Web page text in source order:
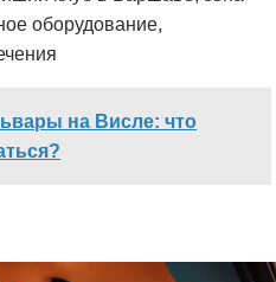
оборудование,
на Висле: что